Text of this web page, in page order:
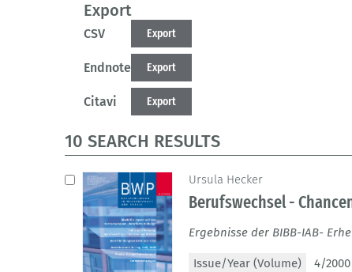
Export
CSV Export
Endnote Export
Citavi Export
10 SEARCH RESULTS
Ursula Hecker
Berufswechsel -
Ergebnisse der BIBB-IAB-
Issue/Year (Volume)
4/